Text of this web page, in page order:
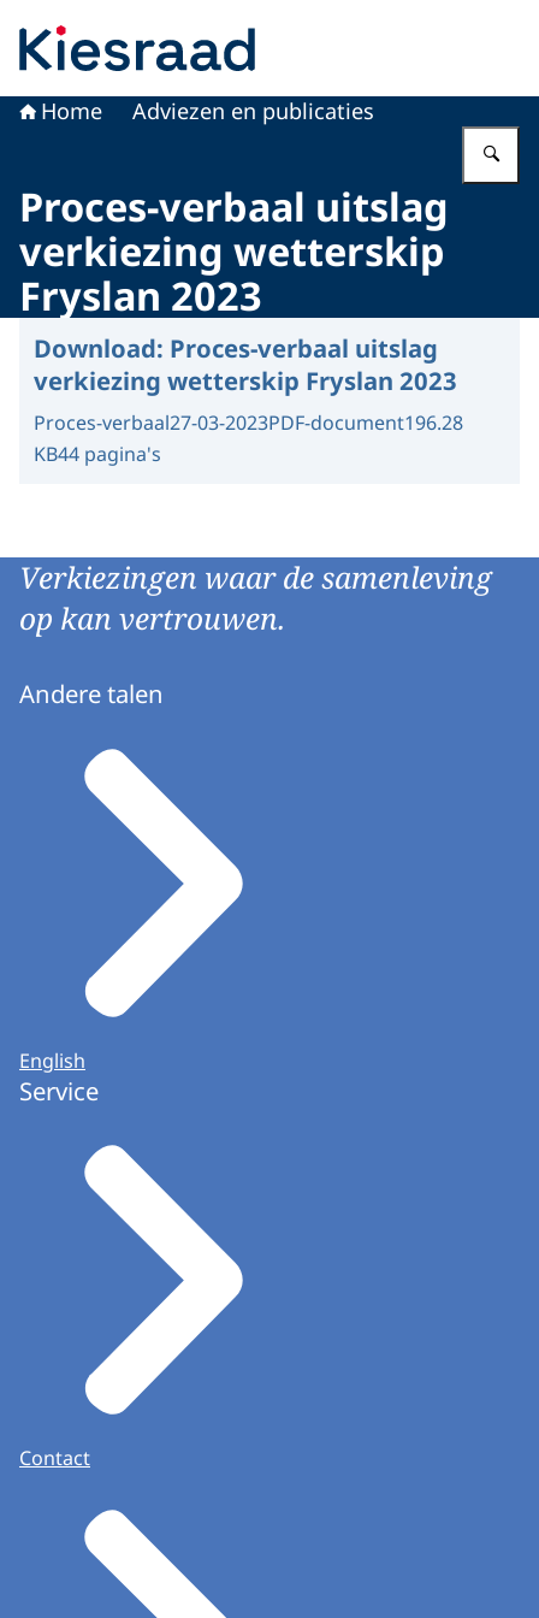
Home Adviezen en publicaties
Proces-verbaal uitslag
verkiezing wetterskip
Fryslan 2023
Download: Proces-verbaal uitslag
verkiezing wetterskip Fryslan 2023
Proces-verbaal27-03-2023PDF-document196.28
KB44 pagina's
Verkiezingen waar de samenleving
op kan vertrouwen.
Andere talen
English
Service
Contact